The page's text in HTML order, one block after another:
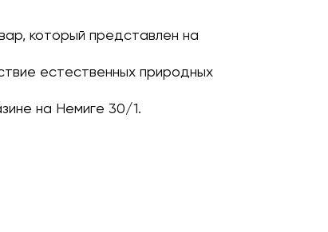
который представлен на
естественных природных
на Немиге 30/1.